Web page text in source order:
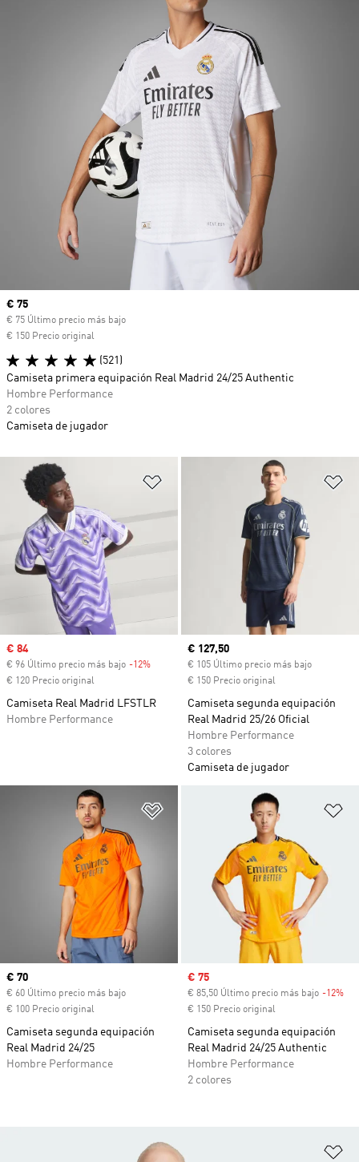
Añadir a la lista de deseos
Precio de venta
€ 84
€ 96 Último precio más bajo -12% Descuento
€ 120 Precio original
Camiseta Real Madrid LFSTLR
Hombre Performance
Precio actual
€ 127,50
€ 105 Último precio más bajo
€ 150 Precio original
Camiseta segunda equipación
Real Madrid 25/26 Oficial
Hombre Performance
3 colores
Camiseta de jugador
Añadir a la lista de deseos
Precio actual
€ 70
€ 60 Último precio más bajo
€ 100 Precio original
Camiseta segunda equipación
Real Madrid 24/25
Hombre Performance
Precio de venta
€ 75
€ 85,50 Último precio más bajo -12%
€ 150 Precio original
Camiseta segunda equipación
Real Madrid 24/25 Authentic
Hombre Performance
2 colores
Precio actual
€ 75
€ 75 Último precio más bajo
€ 150 Precio original
(521)
Camiseta primera equipación Real Madrid 24/25 Authentic
Hombre Performance
2 colores
Camiseta de jugador